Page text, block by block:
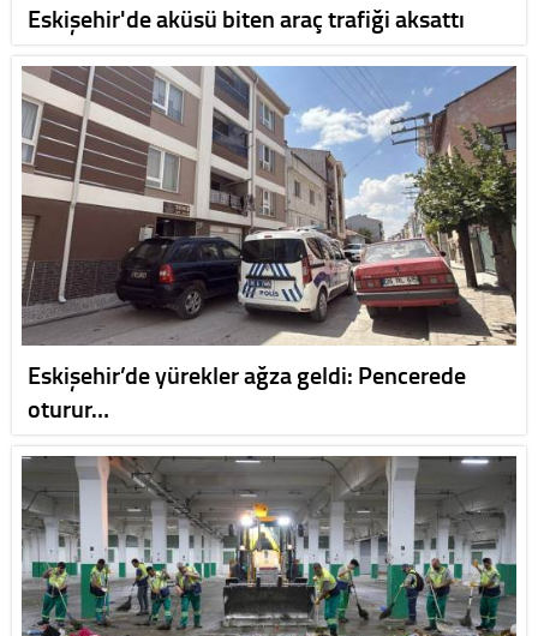
Eskişehir'de aküsü biten araç trafiği aksattı
Eskişehir’de yürekler ağza geldi: Pencerede
oturur…